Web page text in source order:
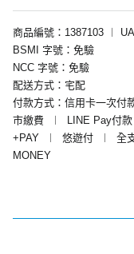
商品編號：1387103 ︱
BSMI 字號：免驗
NCC 字號：免驗
配送方式：宅配
付款方式：信用卡一次付
市繳費
︱ LINE Pay付款
+PAY
︱ 悠遊付 ︱ 全
MONEY